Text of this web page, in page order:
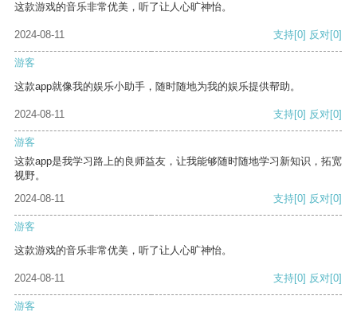
这款游戏的音乐非常优美，听了让人心旷神怡。
2024-08-11 支持[0] 反对[0]
游客
这款app就像我的娱乐小助手，随时随地为我的娱乐提供帮助。
2024-08-11 支持[0] 反对[0]
游客
这款app是我学习路上的良师益友，让我能够随时随地学习新知识，拓宽
视野。
2024-08-11
支持[0] 反对[0]
游客
这款游戏的音乐非常优美，听了让人心旷神怡。
2024-08-11 支持[0] 反对[0]
游客